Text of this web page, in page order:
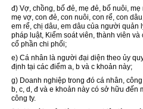
đ) Vợ, chồng, bố đẻ, mẹ đẻ, bố nuôi,
mẹ vợ, con đẻ, con nuôi, con rể, con
em rể, chị dâu, em dâu của người quản
pháp luật, Kiểm soát viên, thành viên
cổ phần chi phối;
e) Cá nhân là người đại diện theo ủy
định tại các điểm a, b và c khoản này;
g) Doanh nghiệp trong đó cá nhân,
b, c, d, đ và e khoản này có sở hữu đến
công ty.